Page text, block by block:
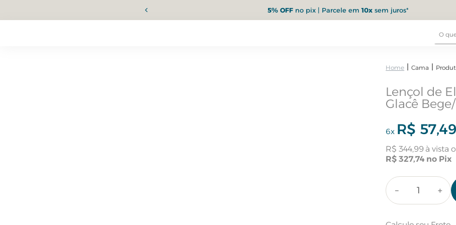
5% OFFno pix | Parcele em10xsem juros*
Cama
Lençol de
Glacê
6x R$ 57,49
R$ 344,99
R$ 327,74
＋
－